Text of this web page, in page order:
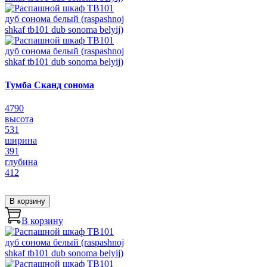
Тумба Сканд сонома
4790
высота
531
ширина
391
глубина
412
В корзину
В корзину